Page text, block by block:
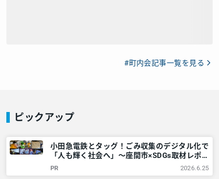
#町内会記事一覧を見る
ピックアップ
小田急電鉄とタッグ！ごみ収集のデジタル化で
「人も輝く社会へ」～座間市×SDGs取材レポ
～ – 神奈川・東京多摩のご近所情報 – レアリ
ア
PR 2026.6.25